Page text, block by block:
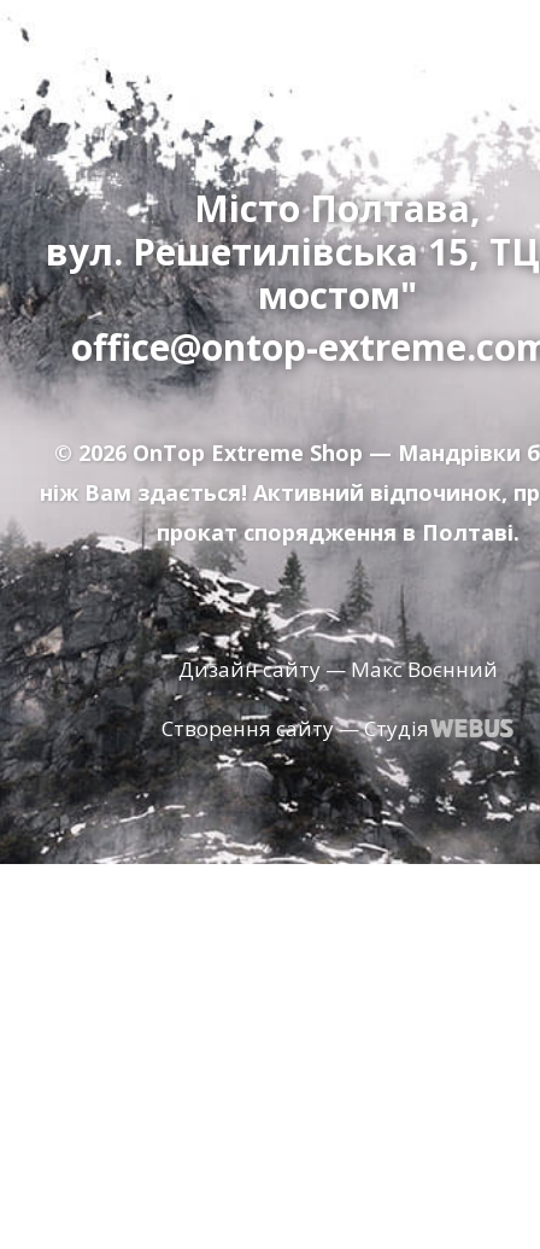
Місто Полтава,
вул. Решетилівська 15,
мостом"
office@ontop-
© 2026 OnTop Extreme Shop — Мандрівки
ніж Вам здається! Активний відпочинок,
прокат спорядження в Полтаві.
Дизайн сайту — Макс Воєнний
Створення сайту — Студія